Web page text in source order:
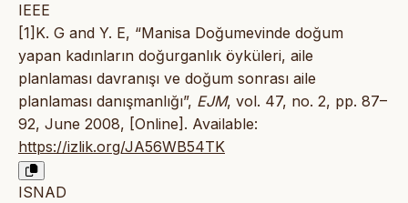
IEEE
[1]K. G and Y. E, “Manisa Doğumevinde doğum
yapan kadınların doğurganlık öyküleri, aile
planlaması davranışı ve doğum sonrası aile
planlaması danışmanlığı”, EJM, vol. 47, no. 2, pp. 87–
92, June 2008, [Online]. Available:
https://izlik.org/JA56WB54TK
ISNAD